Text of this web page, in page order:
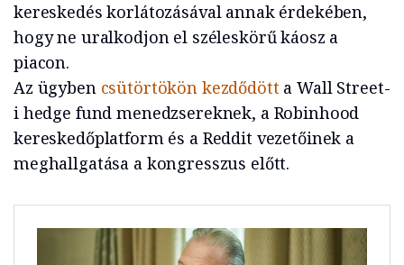
kereskedés korlátozásával annak érdekében,
hogy ne uralkodjon el széleskörű káosz a
piacon.
Az ügyben csütörtökön kezdődötta Wall Street-
i hedge fund menedzsereknek, a Robinhood
kereskedőplatform és a Reddit vezetőinek a
meghallgatása a kongresszus előtt.